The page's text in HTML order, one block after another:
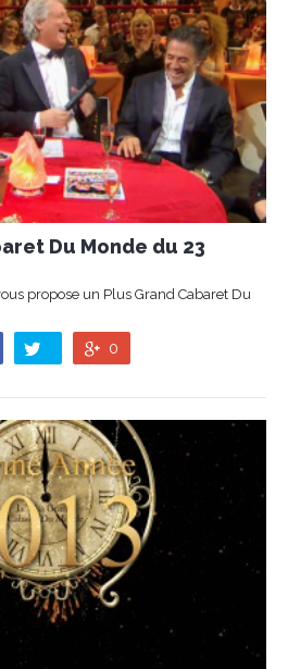
Du Monde du 23
propose un Plus Grand Cabaret Du
0